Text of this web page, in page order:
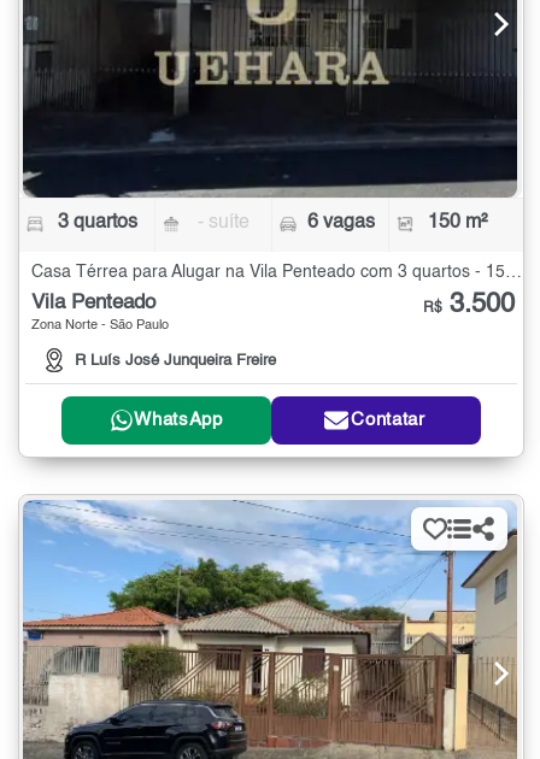
3 quartos - suíte 6 vagas 150 m²
Vila Penteado
Zona Norte - São Paulo
R Luís José Junqueira Freire
R$ 3.500
WhatsApp Contatar